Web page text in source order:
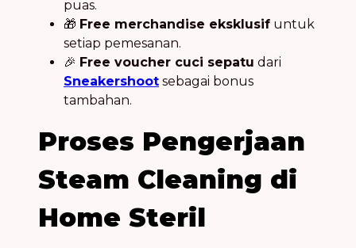
puas.
🎁 Free merchandise eksklusif untuk
setiap pemesanan.
🎉 Free voucher cuci sepatu dari
Sneakershoot sebagai bonus
tambahan.
Proses Pengerjaan
Steam Cleaning di
Home Steril